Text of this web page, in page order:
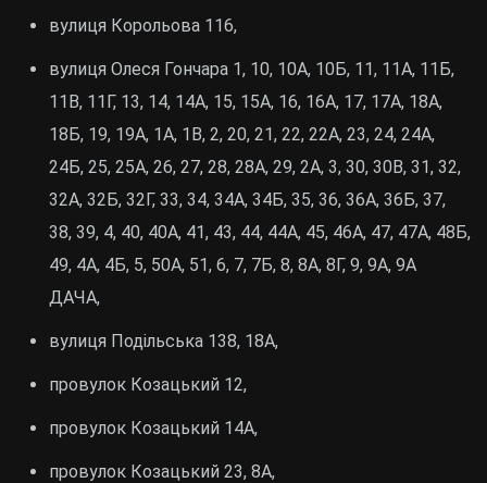
вулиця Корольова 116,
вулиця Олеся Гончара 1, 10, 10А, 10Б, 11, 11А, 11Б,
11В, 11Г, 13, 14, 14А, 15, 15А, 16, 16А, 17, 17А, 18А,
18Б, 19, 19А, 1А, 1В, 2, 20, 21, 22, 22А, 23, 24, 24А,
24Б, 25, 25А, 26, 27, 28, 28А, 29, 2А, 3, 30, 30В, 31, 32,
32А, 32Б, 32Г, 33, 34, 34А, 34Б, 35, 36, 36А, 36Б, 37,
38, 39, 4, 40, 40А, 41, 43, 44, 44А, 45, 46А, 47, 47А, 48Б,
49, 4А, 4Б, 5, 50А, 51, 6, 7, 7Б, 8, 8А, 8Г, 9, 9А, 9А
ДАЧА,
вулиця Подільська 138, 18А,
провулок Козацький 12,
провулок Козацький 14А,
провулок Козацький 23, 8А,